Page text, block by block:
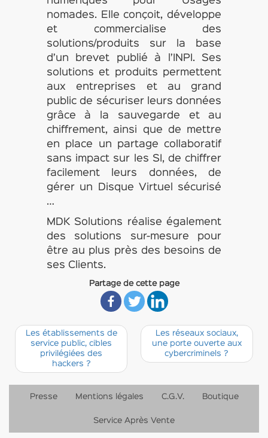
nomades. Elle conçoit, développe
et commercialise des
solutions/produits sur la base
d’un brevet publié à l’INPI. Ses
solutions et produits permettent
aux entreprises et au grand
public de sécuriser leurs données
grâce à la sauvegarde et au
chiffrement, ainsi que de mettre
en place un partage collaboratif
sans impact sur les SI, de chiffrer
facilement leurs données, de
gérer un Disque Virtuel sécurisé
…
MDK Solutions réalise également
des solutions sur-mesure pour
être au plus près des besoins de
ses Clients.
Partage de cette page
Les établissements de
service public, cibles
privilégiées des
hackers ?
Les réseaux sociaux,
une porte ouverte aux
cybercriminels ?
Presse Mentions légales C.G.V. Boutique
Service Après Vente